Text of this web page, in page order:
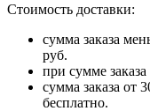
Стоимость доставки:
сумма заказа
руб.
при сумме
сумма заказа от
бесплатно.